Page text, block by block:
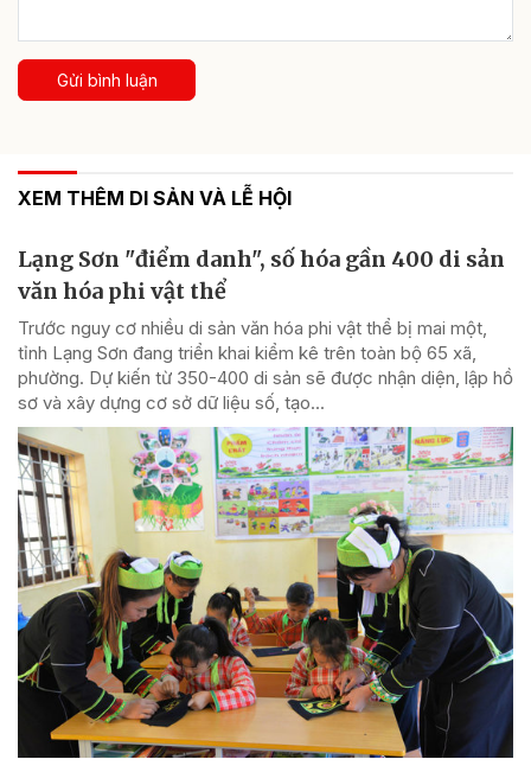
Gửi bình luận
XEM THÊM DI SẢN VÀ LỄ HỘI
Lạng Sơn "điểm danh", số hóa gần 400 di sản
văn hóa phi vật thể
Trước nguy cơ nhiều di sản văn hóa phi vật thể bị mai một,
tỉnh Lạng Sơn đang triển khai kiểm kê trên toàn bộ 65 xã,
phường. Dự kiến từ 350-400 di sản sẽ được nhận diện, lập hồ
sơ và xây dựng cơ sở dữ liệu số, tạo...